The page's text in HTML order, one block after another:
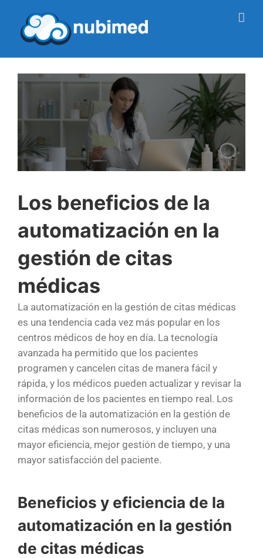
contenido
Los beneficios de la
automatización en la
gestión de citas
médicas
La automatización en la gestión de citas médicas
es una tendencia cada vez más popular en los
centros médicos de hoy en día. La tecnología
avanzada ha permitido que los pacientes
programen y cancelen citas de manera fácil y
rápida, y los médicos pueden actualizar y revisar la
información de los pacientes en tiempo real. Los
beneficios de la automatización en la gestión de
citas médicas son numerosos, y incluyen una
mayor eficiencia, mejor gestión de tiempo, y una
mayor satisfacción del paciente.
Beneficios y eficiencia de la
automatización en la gestión
de citas médicas